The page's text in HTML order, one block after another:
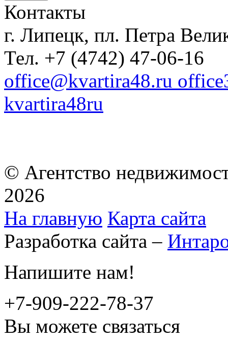
Контакты
г. Липецк, пл. Петра
Тел. +7 (4742) 47-06-16
office@kvartira48.ru
kvartira48ru
© Агентство
2026
На главную Карта сайта
Разработка сайта –
Напишите нам!
+7-909-222-78-37
Вы можете связаться